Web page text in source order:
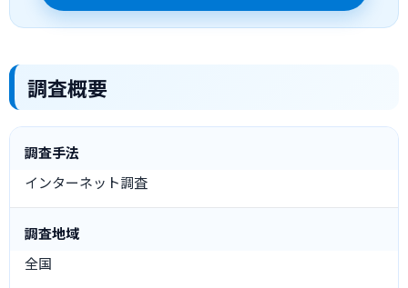
調査概要
調査手法
インターネット調査
調査地域
全国